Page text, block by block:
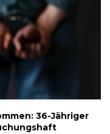
36-Jähriger